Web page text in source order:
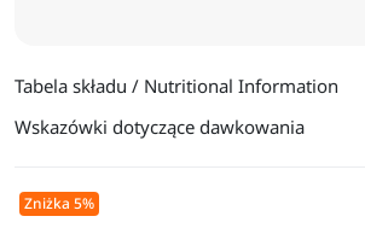
Tabela składu / Nutritional Information
Wskazówki dotyczące dawkowania
Zniżka 5%